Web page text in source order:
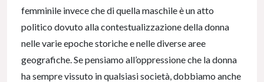
femminile invece che di quella maschile è un atto
politico dovuto alla contestualizzazione della donna
nelle varie epoche storiche e nelle diverse aree
geografiche. Se pensiamo all’oppressione che la donna
ha sempre vissuto in qualsiasi società, dobbiamo anche